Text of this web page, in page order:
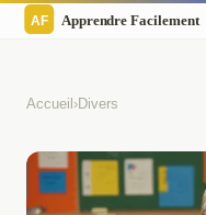
Accueil ›Divers